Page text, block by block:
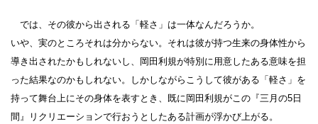
では、その彼から出される「軽さ」は一体なんだろうか。
いや、実のところそれは分からない。それは彼が持つ生来の身体性から
導き出されたかもしれないし、岡田利規が特別に用意したある意味を担
った結果なのかもしれない。しかしながらこうして彼がある「軽さ」を
持って舞台上にその身体を表すとき、既に岡田利規がこの『三月の5日
間』リクリエーションで行おうとしたある計画が浮かび上がる。